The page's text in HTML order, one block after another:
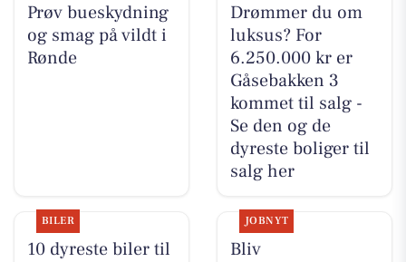
Prøv bueskydning
og smag på vildt i
Rønde
Drømmer du om
luksus? For
6.250.000 kr er
Gåsebakken 3
kommet til salg -
Se den og de
dyreste boliger til
salg her
BILER
10 dyreste biler til
JOBNYT
Bliv